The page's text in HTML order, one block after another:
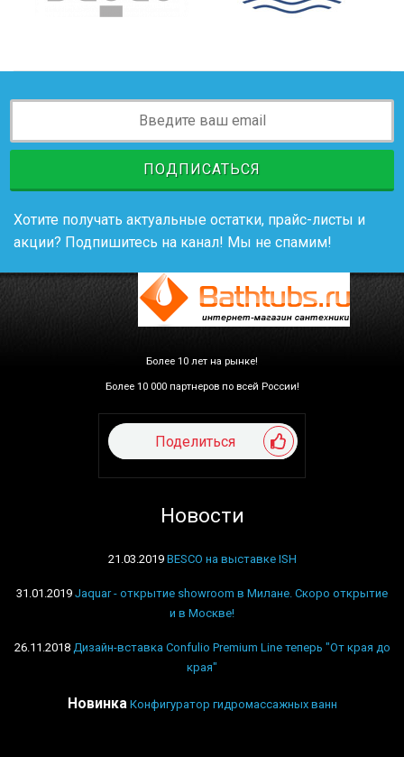
ПОДПИСАТЬСЯ
Хотите получать актуальные остатки, прайс-листы и
акции? Подпишитесь на канал! Мы не спамим!
Более 10 лет на рынке!
Более 10 000 партнеров по всей России!
Поделиться
Новости
21.03.2019 BESCO на выставке ISH
31.01.2019 Jaquar - открытие showroom в Милане. Скоро открытие
и в Москве!
26.11.2018 Дизайн-вставка Confulio Premium Line теперь "От края до
края"
Новинка Конфигуратор гидромассажных ванн